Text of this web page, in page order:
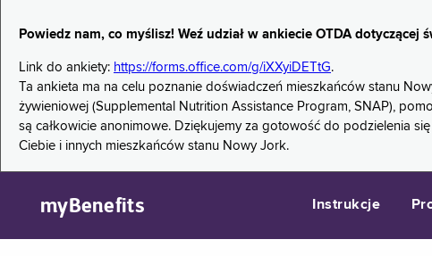
Powiedz nam, co myślisz! Weź udział w ankiecie OTDA dotyczącej
Link do ankiety: https://forms.office.com/g/iXXyiDETtG.
Ta ankieta ma na celu poznanie doświadczeń mieszkańców stanu
żywieniowej (Supplemental Nutrition Assistance Program, SNAP),
są całkowicie anonimowe. Dziękujemy za gotowość do podzielenia
Ciebie i innych mieszkańców stanu Nowy Jork.
myBenefits Instrukcje